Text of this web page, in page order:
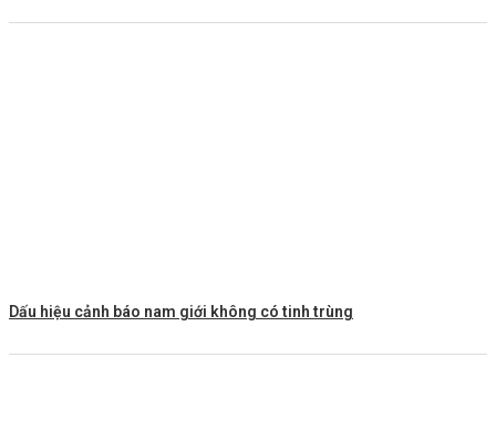
Dấu hiệu cảnh báo nam giới không có tinh trùng